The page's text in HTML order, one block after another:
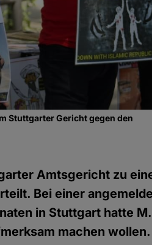
Stuttgarter Gericht gegen den
Amtsgericht zu
Bei einer
in Stuttgart hatte
machen